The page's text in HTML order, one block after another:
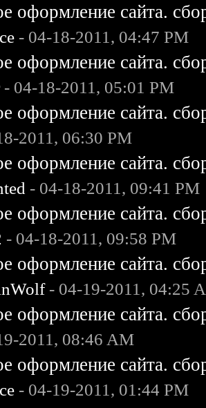
оформление сайта.
- 04-18-2011, 04:47 PM
оформление сайта.
- 04-18-2011, 05:01 PM
оформление сайта.
2011, 06:30 PM
оформление сайта.
- 04-18-2011, 09:41 PM
оформление сайта.
- 04-18-2011, 09:58 PM
оформление сайта.
- 04-19-2011, 04:25
оформление сайта.
2011, 08:46 AM
оформление сайта.
- 04-19-2011, 01:44 PM